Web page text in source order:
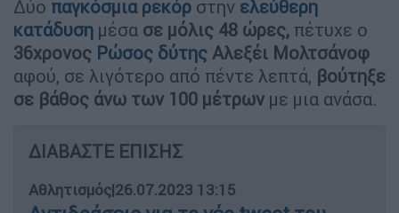
Δύο παγκόσμια ρεκόρ στην ελεύθερη
κατάδυση μέσα σε μόλις 48 ώρες, πέτυχε ο
36χρονος Ρώσος δύτης Αλεξέι Μολτσάνοφ
αφού, σε λιγότερο από πέντε λεπτά, βούτηξε
σε βάθος άνω των 100 μέτρων με μια ανάσα.
ΔΙΑΒΑΣΤΕ ΕΠΙΣΗΣ
Αθλητισμός|26.07.2023 13:15